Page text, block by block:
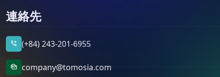
連絡先
add_call (+84) 243-201-6955
mark_as_unread company@tomosia.com